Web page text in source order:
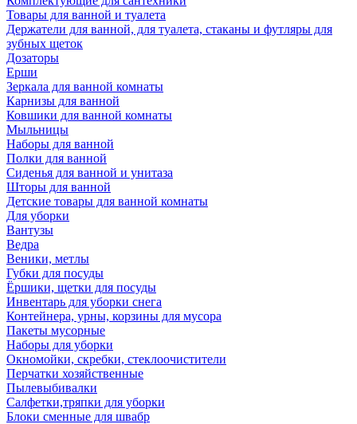
Товары для ванной и туалета
Держатели для ванной, для туалета, стаканы и футляры для
зубных щеток
Дозаторы
Ерши
Зеркала для ванной комнаты
Карнизы для ванной
Ковшики для ванной комнаты
Мыльницы
Наборы для ванной
Полки для ванной
Сиденья для ванной и унитаза
Шторы для ванной
Детские товары для ванной комнаты
Для уборки
Вантузы
Ведра
Веники, метлы
Губки для посуды
Ёршики, щетки для посуды
Инвентарь для уборки снега
Контейнера, урны, корзины для мусора
Пакеты мусорные
Наборы для уборки
Окномойки, скребки, стеклоочистители
Перчатки хозяйственные
Пылевыбивалки
Салфетки,тряпки для уборки
Блоки сменные для швабр